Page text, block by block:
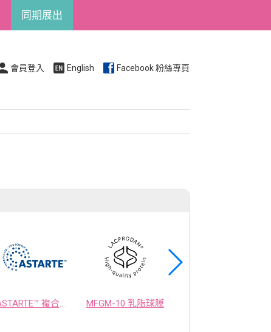
同期展出
會員登入 English Facebook 粉絲專頁
ASTARTE™ 複合益生菌 MFGM-10 乳脂球膜